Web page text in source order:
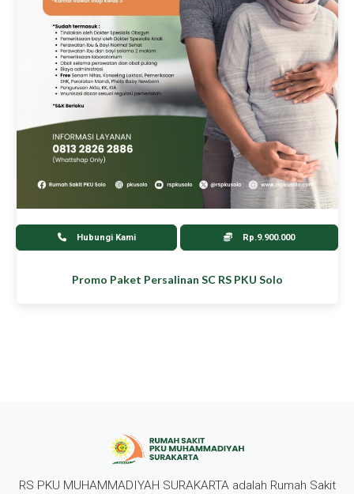
Hubungi Kami Rp.9.900.000
Promo Paket Persalinan SC RS PKU Solo
RS PKU MUHAMMADIYAH SURAKARTA adalah Rumah Sakit